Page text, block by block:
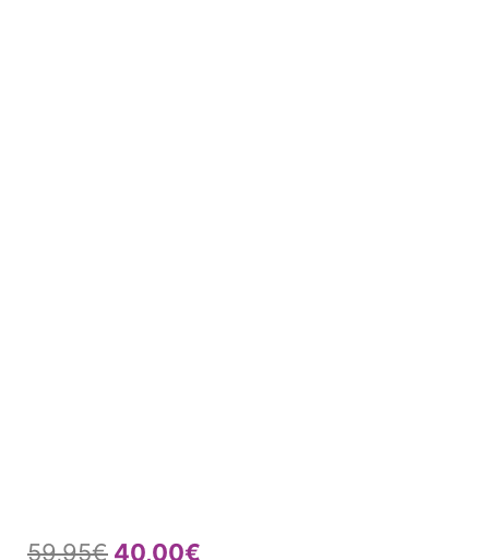
59,95€ O
40,00€